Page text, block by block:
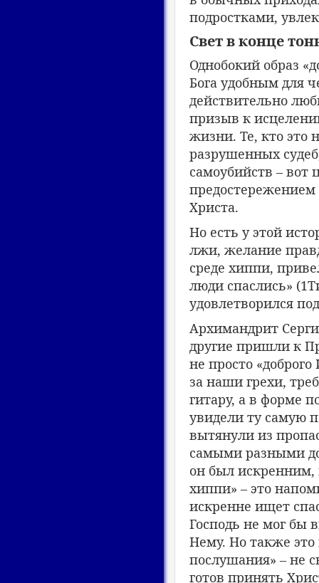
подростками,
Свет в конце
Однобокий образ
Бога удобным для
действительно
призыв к
жизни. Те, кто это
разрушенных
самоубийств – вот
предостережением
Христа.
Но есть у этой
лжи, желание
среде хиппи,
люди спаслись»
удовлетворился
Архимандрит
другие пришли к
не просто
за наши грехи,
гитару, а в форме
увидели ту самую
вытянули из
самыми разными
он был искренним,
хиппи» – это
искренне ищет
Господь не мог бы
Нему. Но также это
послушания» – не
готов принять